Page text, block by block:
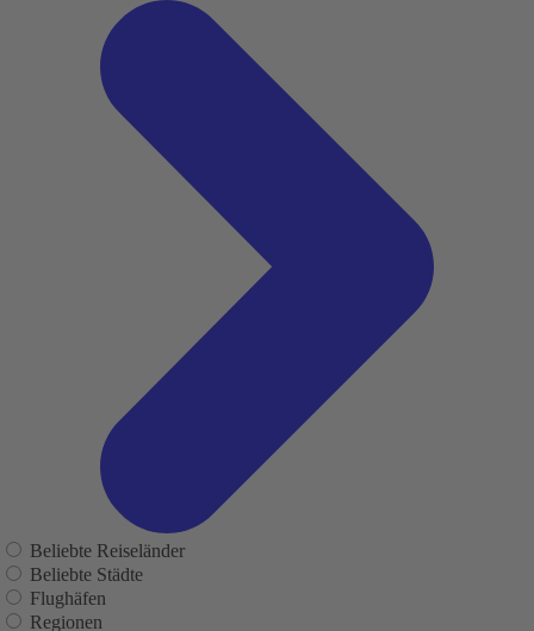
Beliebte Reiseländer
Beliebte Städte
Flughäfen
Regionen